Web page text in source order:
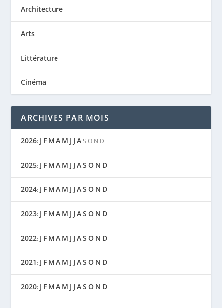
Architecture
Arts
Littérature
Cinéma
ARCHIVES PAR MOIS
2026: J F M A M J J A S O N D
2025: J F M A M J J AS O N D
2024: J F M A M J J AS O N D
2023: J F M A M J J AS O N D
2022: J F M A M J J AS O N D
2021: J F M A M J J AS O N D
2020: J F M A M J J AS O N D